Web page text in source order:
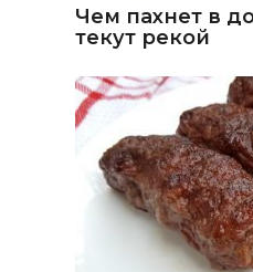
Чем пахнет в
текут рекой